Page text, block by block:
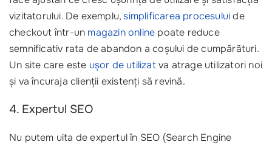
vizitatorului. De exemplu,simplificarea procesuluide
checkout într-un magazin online poate reduce
semnificativ rata de abandon a coșului de cumpărături.
Un site care este ușor de utilizatva atrage utilizatori noi
și va încuraja clienții existenți să revină.
4. Expertul SEO
Nu putem uita de expertul în SEO (Search Engine